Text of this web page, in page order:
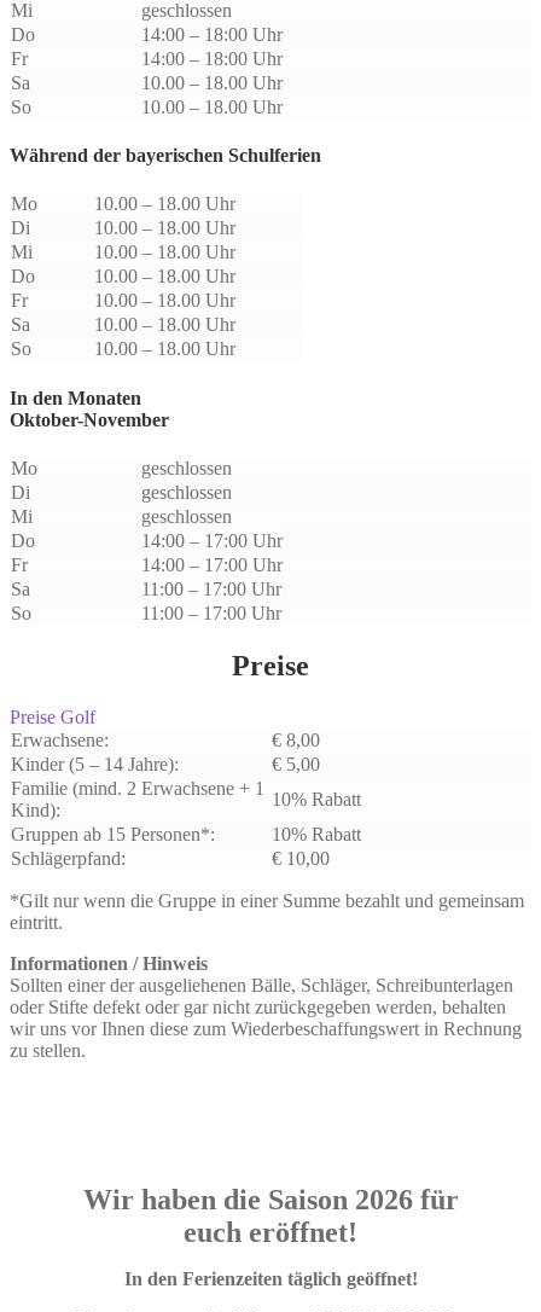
Mi
geschlossen
Do
14:00 – 18:00 Uhr
Fr
14:00 – 18:00 Uhr
Sa
10.00 – 18.00 Uhr
So
10.00 – 18.00 Uhr
Während der bayerischen Schulferien
Mo
10.00 – 18.00 Uhr
Di
10.00 – 18.00 Uhr
Mi
10.00 – 18.00 Uhr
Do
10.00 – 18.00 Uhr
Fr
10.00 – 18.00 Uhr
Sa
10.00 – 18.00 Uhr
So
10.00 – 18.00 Uhr
In den Monaten
Oktober-November
Mo
geschlossen
Di
geschlossen
Mi
geschlossen
Do
14:00 – 17:00 Uhr
Fr
14:00 – 17:00 Uhr
Sa
11:00 – 17:00 Uhr
So
11:00 – 17:00 Uhr
Preise
Preise Golf
Erwachsene:
€ 8,00
Kinder(5 – 14 Jahre):
€ 5,00
Familie (mind. 2 Erwachsene + 1
Kind):
10% Rabatt
Gruppen ab 15 Personen*:
10% Rabatt
Schlägerpfand:
€ 10,00
*Gilt nur wenn die Gruppe in einer Summe bezahlt und gemeinsam
eintritt.
Informationen / Hinweis
Sollten einer der ausgeliehenen Bälle, Schläger, Schreibunterlagen
oder Stifte defekt oder gar nicht zurückgegeben werden, behalten
wir uns vor Ihnen diese zum Wiederbeschaffungswert in Rechnung
zu stellen.
Wir haben die Saison 2026 für
euch eröffnet!
In den Ferienzeiten täglich geöffnet!